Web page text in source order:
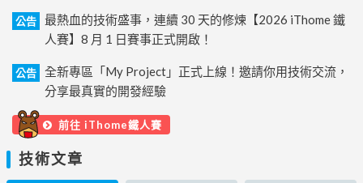
公告
最熱血的技術盛事，連續 30 天的修煉【2026 iThome 鐵
人賽】8 月 1 日賽事正式開啟！
公告
全新專區「My Project」正式上線！邀請你用技術交流，
分享最真實的開發經驗
前往 iThome鐵人賽
技術文章